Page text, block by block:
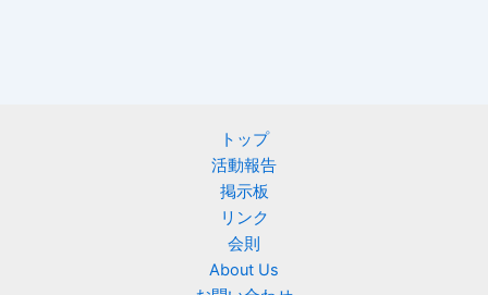
トップ
活動報告
掲示板
リンク
会則
About Us